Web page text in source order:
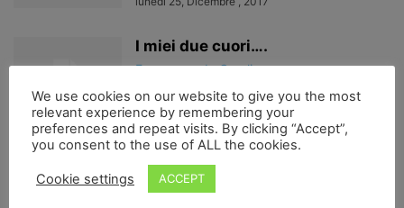
I miei due cuori….
Francesca de Carolis -
lunedì 18, Dicembre , 2017
Contro il finepenamai
Francesca de Carolis
lunedì 11, Dicembre , 2017
We use cookies on our website to give you the most
relevant experience by remembering your
preferences and repeat visits. By clicking “Accept”,
you consent to the use of ALL the cookies.
Cookie settings ACCEPT